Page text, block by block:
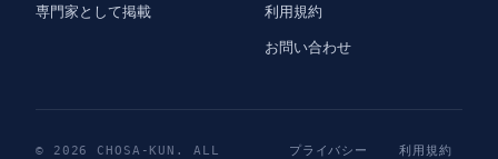
専門家として掲載
利用規約
お問い合わせ
© 2026 CHOSA-KUN. ALL
プライバシー
利用規約